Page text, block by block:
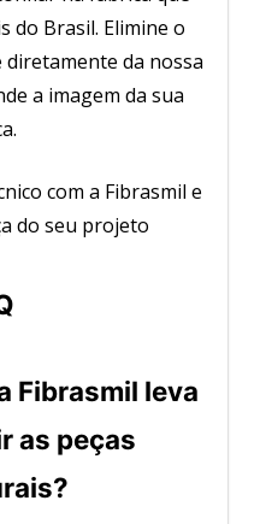
do Brasil. Elimine o
diretamente da nossa
a imagem da sua
com a Fibrasmil e
do seu projeto
Fibrasmil leva
as peças